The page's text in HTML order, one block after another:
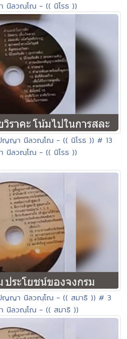
นีลวณฺโณ - (( นิโรธ ))
ญญา นีลวณฺโณ - (( นิโรธ )) # 13
นีลวณฺโณ - (( นิโรธ ))
ปัญญา นีลวณฺโณ - (( สมาธิ )) # 3
นีลวณฺโณ - (( สมาธิ ))